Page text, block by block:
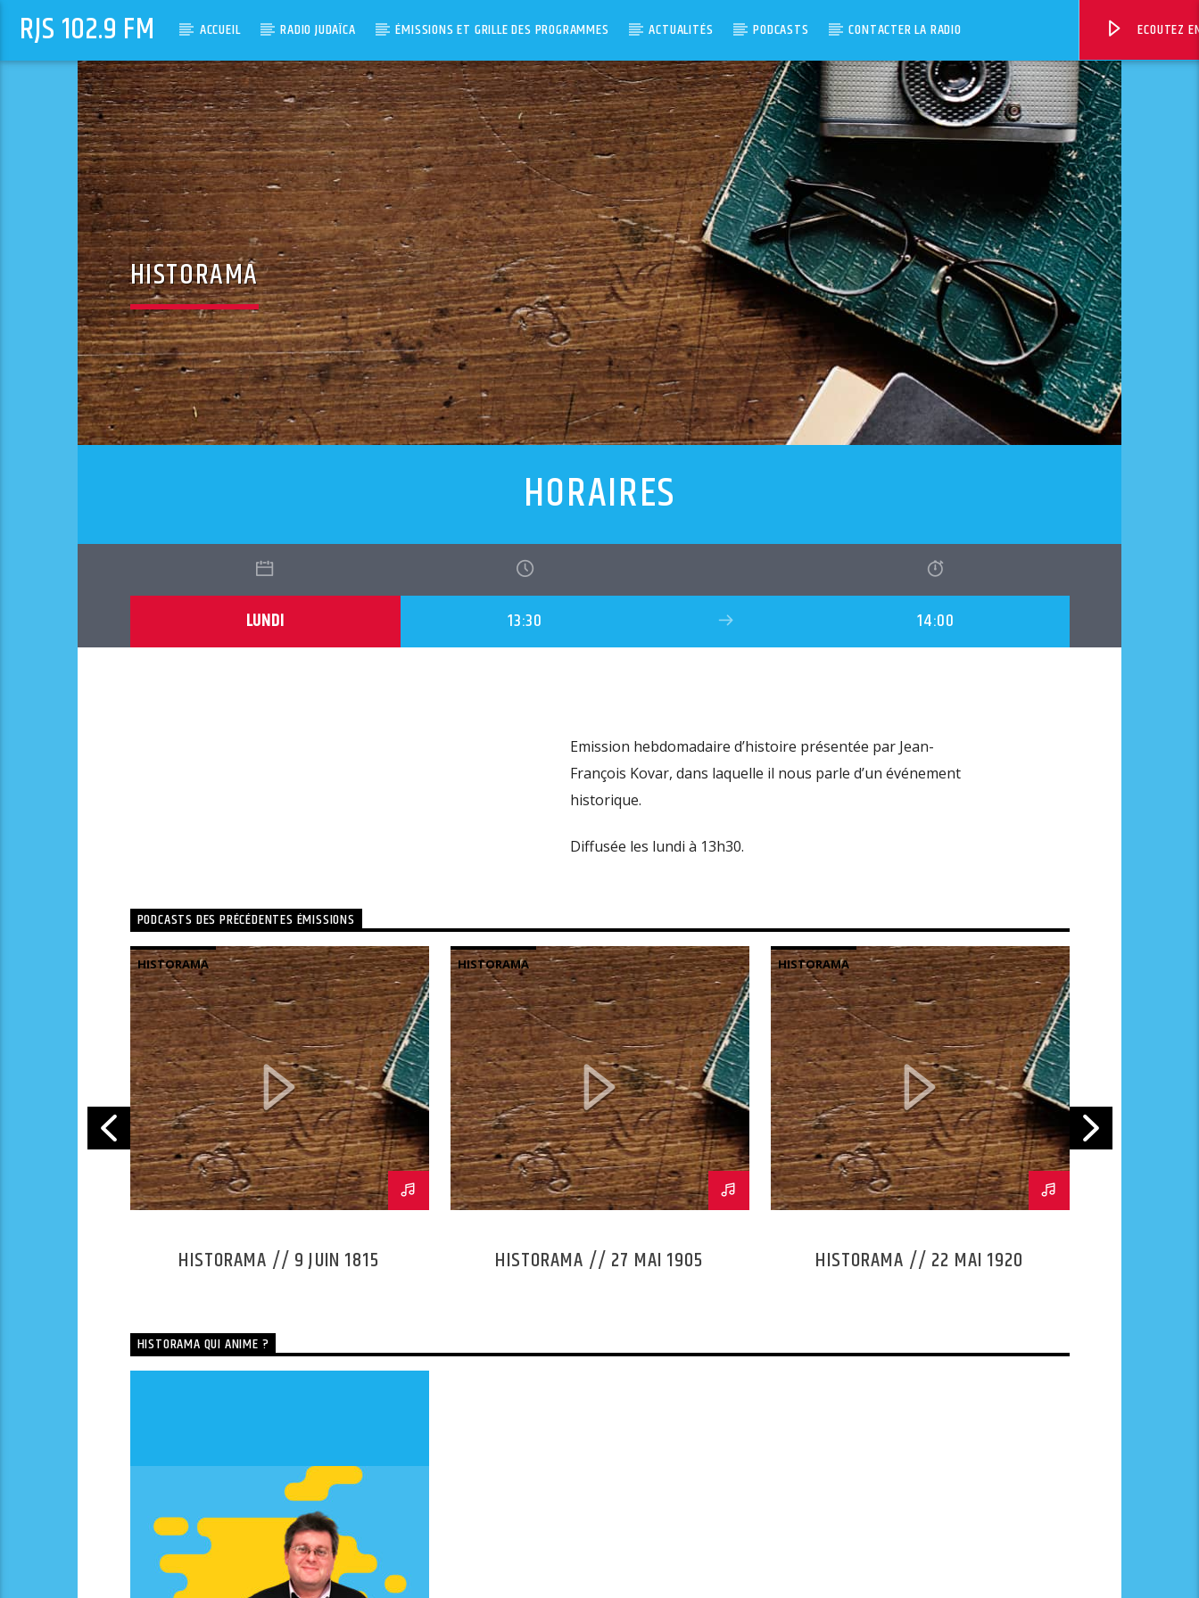
RJS 102.9 FM ACCUEIL RADIO JUDAÏCA ÉMISSIONS ET GRILLE DES PROGRAMMES ACTUALITÉS PODCASTS CONTACTER LA RADIO ECOUTEZ
HISTORAMA
HORAIRES
LUNDI 13:30 14:00
Emission hebdomadaire d’histoire présentée par Jean-
François Kovar, dans laquelle il nous parle d’un événement
historique.
Diffusée les lundi à 13h30.
PODCASTS DES PRÉCÉDENTES ÉMISSIONS
HISTORAMA
HISTORAMA // 9 JUIN 1815
HISTORAMA
HISTORAMA // 27 MAI 1905
HISTORAMA
HISTORAMA // 22 MAI 1920
HISTORAMA QUI ANIME ?